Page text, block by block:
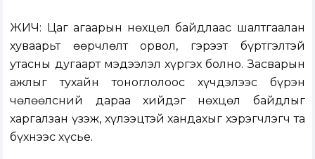
ЖИЧ: Цаг агаарын нөхцөл байдлаас шалтгаалан
хуваарьт өөрчлөлт орвол, гэрээт бүртгэлтэй
утасны дугаарт мэдээлэл хүргэх болно. Засварын
ажлыг тухайн тоноглолоос хүчдэлээс бүрэн
чөлөөлсний дараа хийдэг нөхцөл байдлыг
харгалзан үзэж, хүлээцтэй хандахыг хэрэгчлэгч та
бүхнээс хүсье.